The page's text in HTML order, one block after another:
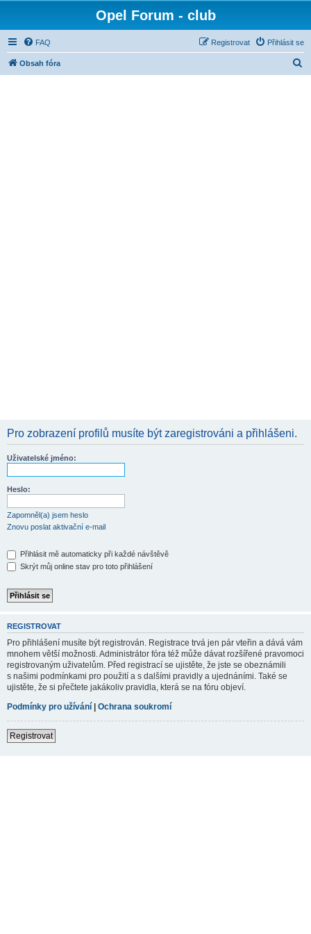
Opel Forum - club
FAQ Přihlásit se
Registrovat
Obsah fóra
Pro zobrazení profilů musíte být zaregistrováni a přihlášeni.
Uživatelské jméno:
Heslo:
Zapomněl(a) jsem heslo
Znovu poslat aktivační e-mail
Přihlásit mě automaticky při každé návštěvě
Skrýt můj online stav pro toto přihlášení
REGISTROVAT
Pro přihlášení musíte být registrován. Registrace trvá jen pár vteřin a dává vám
mnohem větší možnosti. Administrátor fóra též může dávat rozšířené pravomoci
registrovaným uživatelům. Před registrací se ujistěte, že jste se obeznámili
s našimi podmínkami pro použití a s dalšími pravidly a ujednáními. Také se
ujistěte, že si přečtete jakákoliv pravidla, která se na fóru objeví.
Podmínky pro užívání | Ochrana soukromí
Registrovat